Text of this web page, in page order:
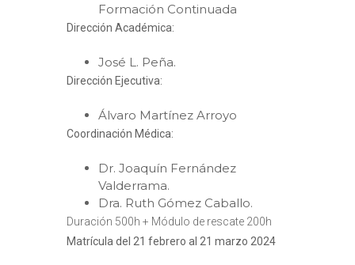
Formación Continuada
Dirección Académica:
José L. Peña.
Dirección Ejecutiva:
Álvaro Martínez Arroyo
Coordinación Médica:
Dr. Joaquín Fernández
Valderrama.
Dra. Ruth Gómez Caballo.
Duración 500h + Módulo de rescate 200h
Matrícula del 21 febrero al 21 marzo 2024